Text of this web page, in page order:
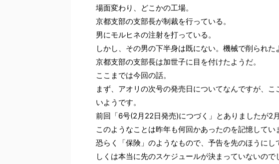
場面変わり、どこかの工場。
京都支部の支部長が制裁を行っている。
男にモルヒネの注射を打っている。
しかし、その男の下半身は既にない。機械で削られた
京都支部の支部長は加世子に目を付けたようだ。
ここまでは今回の話。
まず、アオリの次号の発売日についてなんですが、
いようです。
前回「6号(2月22日発売)につづく」とありましたが2
このようなことは昨年も何回かあったのを記憶してい
恐らく「保険」のようなもので、予告を先のほうに
しくは本当に先のスケジュールが決まっていないので